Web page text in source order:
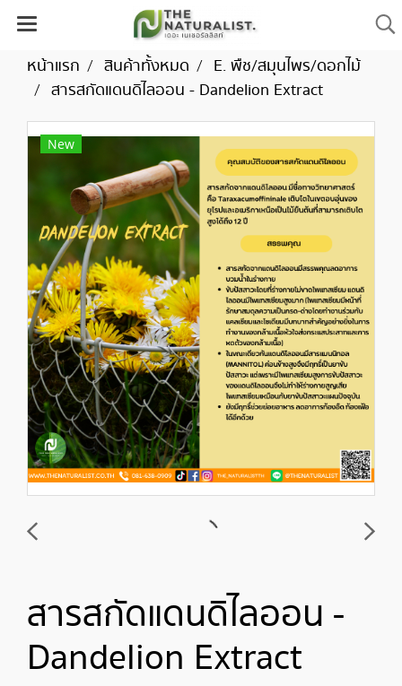
หน้าแรก สินค้าทั้งหมด
E. พืช/สมุนไพร/ดอกไม้
สารสกัดแดนดิไลออน - Dandelion Extract
New
สารสกัดแดนดิไลออน -
Dandelion Extract